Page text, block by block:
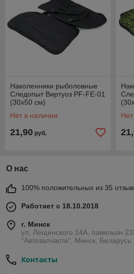
Наколенники рыболовные
Следопыт Виртуоз PF-FE-01
(30x50 см)
Нет в наличии
21,90 руб.
О нас
100% положительных из 35
Работает с 18.10.2018
г. Минск
ул. Лещинского 14А, павильон
"Автозапчасти", Минск, Беларусь
Контакты